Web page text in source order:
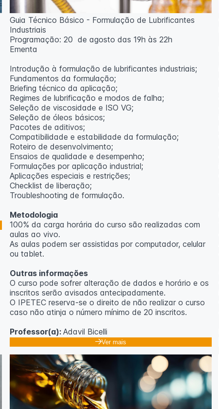
Guia Técnico Básico - Formulação de Lubrificantes
Industriais
Programação: 20 de agosto das 19h às 22h
Ementa
Introdução à formulação de lubrificantes industriais;
Fundamentos da formulação;
Briefing técnico da aplicação;
Regimes de lubrificação e modos de falha;
Seleção de viscosidade e ISO VG;
Seleção de óleos básicos;
Pacotes de aditivos;
Compatibilidade e estabilidade da formulação;
Roteiro de desenvolvimento;
Ensaios de qualidade e desempenho;
Formulações por aplicação industrial;
Aplicações especiais e restrições;
Checklist de liberação;
Troubleshooting de formulação.
Metodologia
100% da carga horária do curso são realizadas com
aulas ao vivo.
As aulas podem ser assistidas por computador, celular
ou tablet.
Outras informações
O curso pode sofrer alteração de dados e horário e os
inscritos serão avisados ​​antecipadamente.
O IPETEC reserva-se o direito de não realizar o curso
caso não atinja o número mínimo de 20 inscritos.
Professor(a): Adavil Bicelli
Ver mais